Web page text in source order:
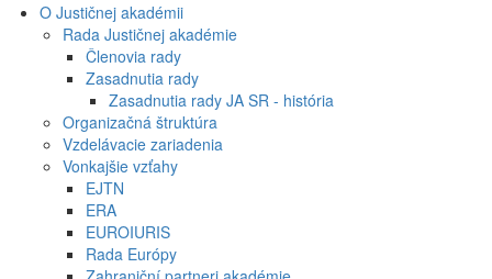
O Justičnej akadémii
Rada Justičnej akadémie
Členovia rady
Zasadnutia rady
Zasadnutia rady JA SR - história
Organizačná štruktúra
Vzdelávacie zariadenia
Vonkajšie vzťahy
EJTN
ERA
EUROIURIS
Rada Európy